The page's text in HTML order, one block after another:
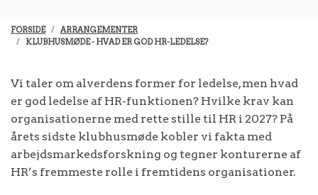
FORSIDE
ARRANGEMENTER
KLUBHUSMØDE - HVAD ER GOD HR-LEDELSE?
Vi taler om alverdens former for ledelse, men hvad
er god ledelse af HR-funktionen? Hvilke krav kan
organisationerne med rette stille til HR i 2027? På
årets sidste klubhusmøde kobler vi fakta med
arbejdsmarkedsforskning og tegner konturerne af
HR’s fremmeste rolle i fremtidens organisationer.